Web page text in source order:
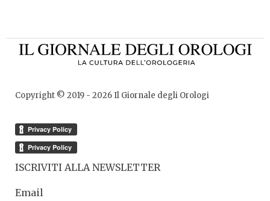
Copyright © 2019 - 2026Il Giornale degli Orologi
ISCRIVITI ALLA NEWSLETTER
Email